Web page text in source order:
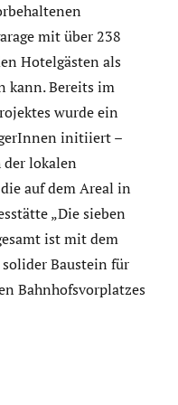
mit über 238
Hotelgästen als
kann. Bereits im
wurde ein
initiiert –
lokalen
auf dem Areal in
„Die sieben
ist mit dem
Baustein für
Bahnhofsvorplatzes